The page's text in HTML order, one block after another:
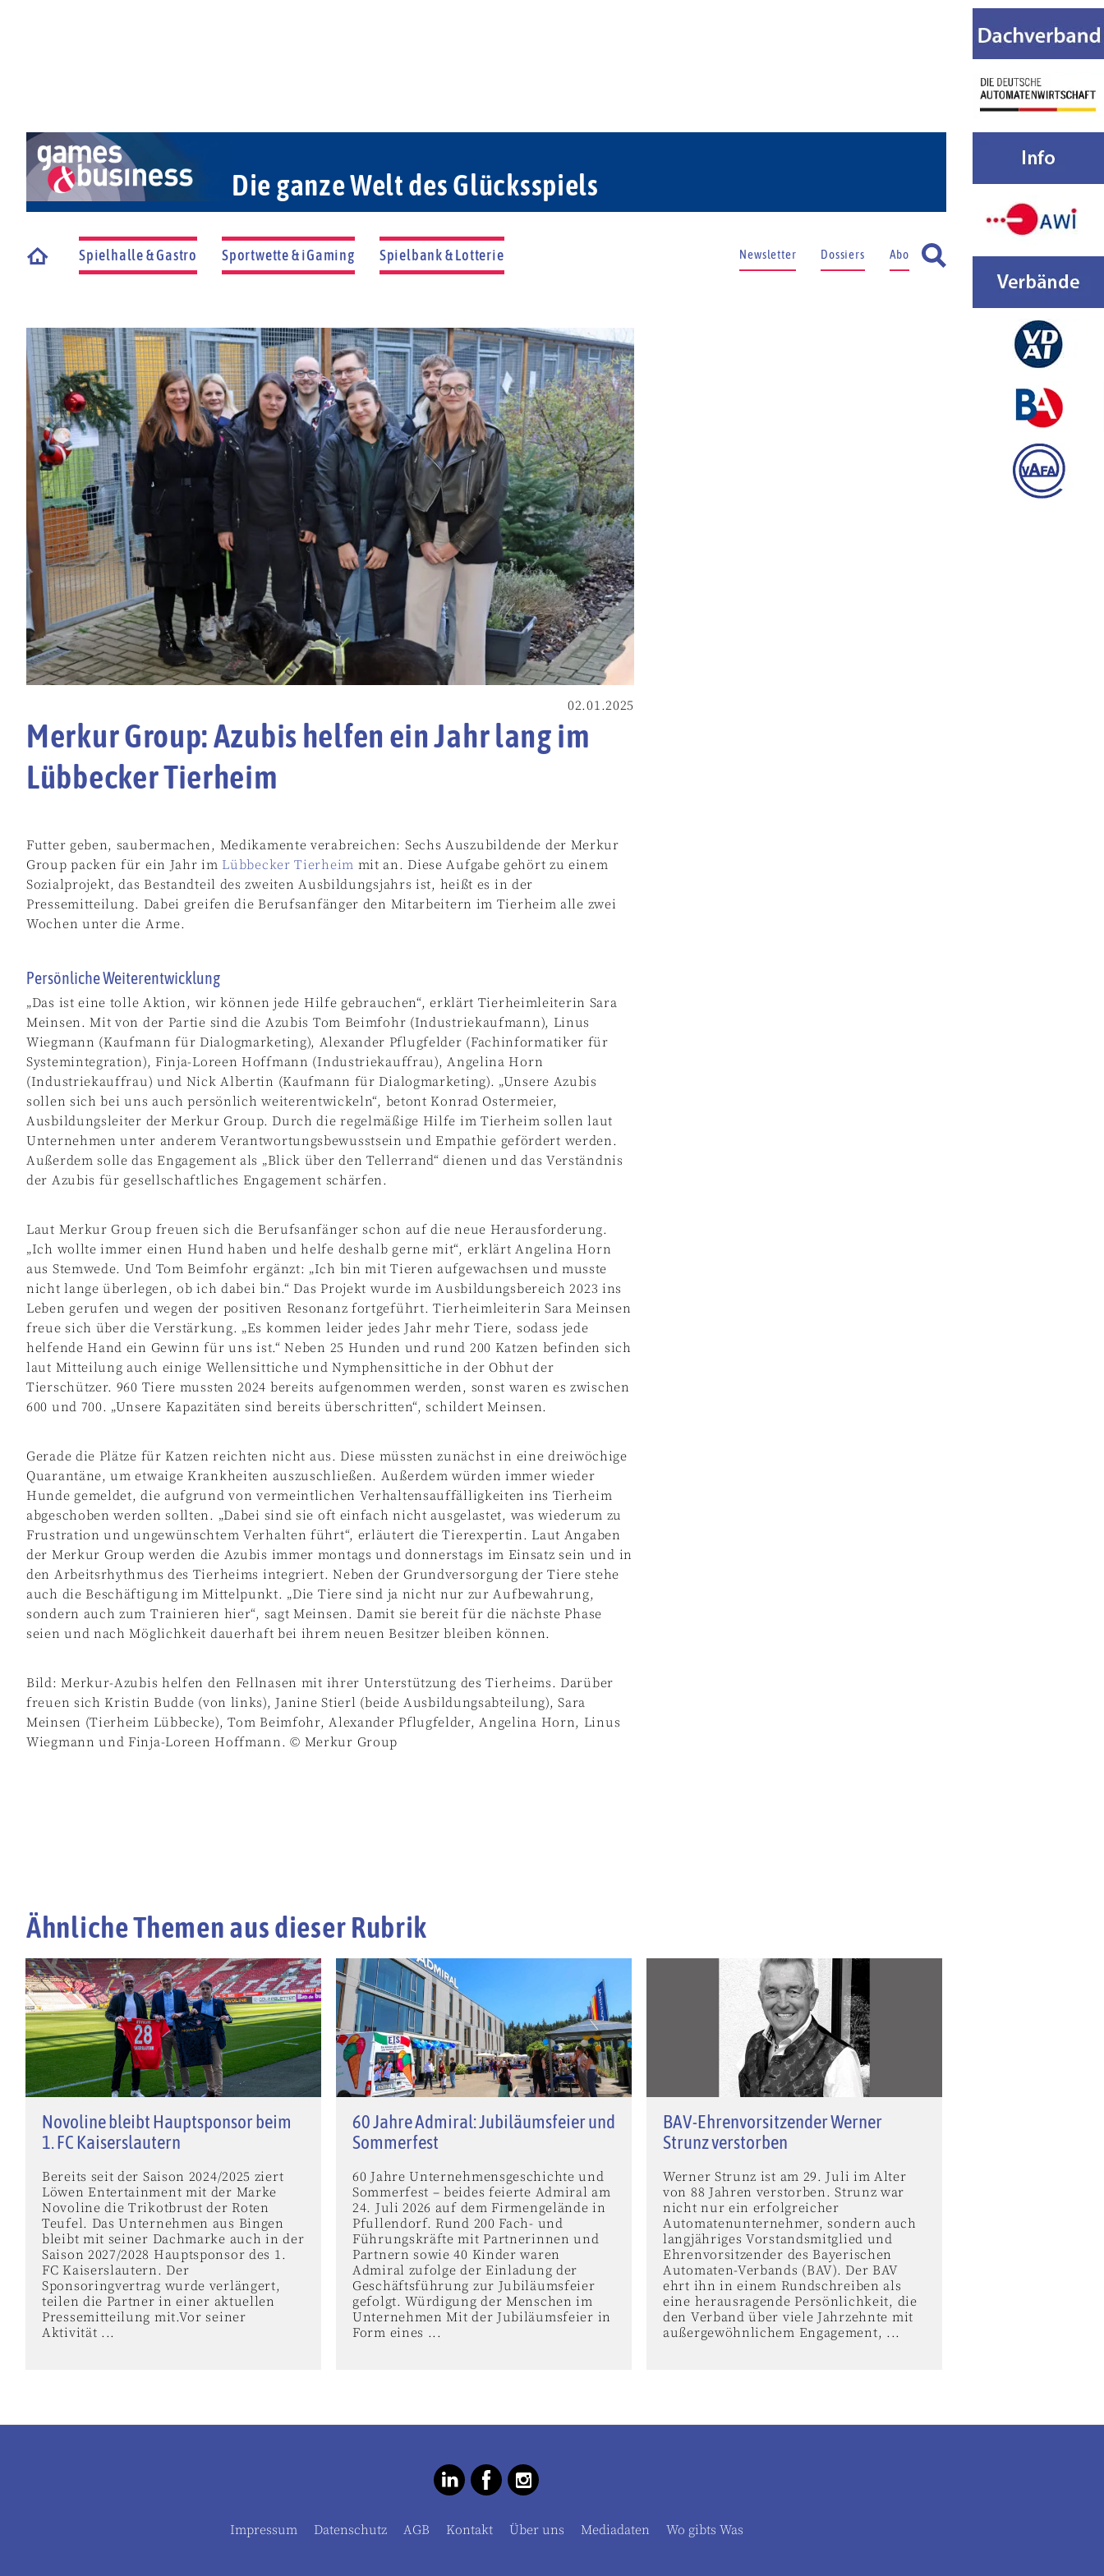
Die ganze Welt des Glücksspiels
Spielhalle & Gastro Sportwette & iGaming Spielbank & Lotterie Newsletter Dossiers Abo
02.01.2025
Merkur Group: Azubis helfen ein Jahr lang im
Lübbecker Tierheim
Futter geben, saubermachen, Medikamente verabreichen: Sechs Auszubildende der Merkur
Group packen für ein Jahr im Lübbecker Tierheim mit an. Diese Aufgabe gehört zu einem
Sozialprojekt, das Bestandteil des zweiten Ausbildungsjahrs ist, heißt es in der
Pressemitteilung. Dabei greifen die Berufsanfänger den Mitarbeitern im Tierheim alle zwei
Wochen unter die Arme.
Persönliche Weiterentwicklung
„Das ist eine tolle Aktion, wir können jede Hilfe gebrauchen“, erklärt Tierheimleiterin Sara
Meinsen. Mit von der Partie sind die Azubis Tom Beimfohr (Industriekaufmann), Linus
Wiegmann (Kaufmann für Dialogmarketing), Alexander Pflugfelder (Fachinformatiker für
Systemintegration), Finja-Loreen Hoffmann (Industriekauffrau), Angelina Horn
(Industriekauffrau) und Nick Albertin (Kaufmann für Dialogmarketing). „Unsere Azubis
sollen sich bei uns auch persönlich weiterentwickeln“, betont Konrad Ostermeier,
Ausbildungsleiter der Merkur Group. Durch die regelmäßige Hilfe im Tierheim sollen laut
Unternehmen unter anderem Verantwortungsbewusstsein und Empathie gefördert werden.
Außerdem solle das Engagement als „Blick über den Tellerrand“ dienen und das Verständnis
der Azubis für gesellschaftliches Engagement schärfen.
Laut Merkur Group freuen sich die Berufsanfänger schon auf die neue Herausforderung.
„Ich wollte immer einen Hund haben und helfe deshalb gerne mit“, erklärt Angelina Horn
aus Stemwede. Und Tom Beimfohr ergänzt: „Ich bin mit Tieren aufgewachsen und musste
nicht lange überlegen, ob ich dabei bin.“ Das Projekt wurde im Ausbildungsbereich 2023 ins
Leben gerufen und wegen der positiven Resonanz fortgeführt. Tierheimleiterin Sara Meinsen
freue sich über die Verstärkung. „Es kommen leider jedes Jahr mehr Tiere, sodass jede
helfende Hand ein Gewinn für uns ist.“ Neben 25 Hunden und rund 200 Katzen befinden sich
laut Mitteilung auch einige Wellensittiche und Nymphensittiche in der Obhut der
Tierschützer. 960 Tiere mussten 2024 bereits aufgenommen werden, sonst waren es zwischen
600 und 700. „Unsere Kapazitäten sind bereits überschritten“, schildert Meinsen.
Gerade die Plätze für Katzen reichten nicht aus. Diese müssten zunächst in eine dreiwöchige
Quarantäne, um etwaige Krankheiten auszuschließen. Außerdem würden immer wieder
Hunde gemeldet, die aufgrund von vermeintlichen Verhaltensauffälligkeiten ins Tierheim
abgeschoben werden sollten. „Dabei sind sie oft einfach nicht ausgelastet, was wiederum zu
Frustration und ungewünschtem Verhalten führt“, erläutert die Tierexpertin. Laut Angaben
der Merkur Group werden die Azubis immer montags und donnerstags im Einsatz sein und in
den Arbeitsrhythmus des Tierheims integriert. Neben der Grundversorgung der Tiere stehe
auch die Beschäftigung im Mittelpunkt. „Die Tiere sind ja nicht nur zur Aufbewahrung,
sondern auch zum Trainieren hier“, sagt Meinsen. Damit sie bereit für die nächste Phase
seien und nach Möglichkeit dauerhaft bei ihrem neuen Besitzer bleiben können.
Bild: Merkur-Azubis helfen den Fellnasen mit ihrer Unterstützung des Tierheims. Darüber
freuen sich Kristin Budde (von links), Janine Stierl (beide Ausbildungsabteilung), Sara
Meinsen (Tierheim Lübbecke), Tom Beimfohr, Alexander Pflugfelder, Angelina Horn, Linus
Wiegmann und Finja-Loreen Hoffmann. © Merkur Group
Ähnliche Themen aus dieser Rubrik
Novoline bleibt Hauptsponsor beim
1. FC Kaiserslautern
Bereits seit der Saison 2024/2025 ziert
Löwen Entertainment mit der Marke
Novoline die Trikotbrust der Roten
Teufel. Das Unternehmen aus Bingen
bleibt mit seiner Dachmarke auch in der
Saison 2027/2028 Hauptsponsor des 1.
FC Kaiserslautern. Der
Sponsoringvertrag wurde verlängert,
teilen die Partner in einer aktuellen
Pressemitteilung mit.Vor seiner
Aktivität ...
60 Jahre Admiral: Jubiläumsfeier und
Sommerfest
60 Jahre Unternehmensgeschichte und
Sommerfest – beides feierte Admiral am
24. Juli 2026 auf dem Firmengelände in
Pfullendorf. Rund 200 Fach- und
Führungskräfte mit Partnerinnen und
Partnern sowie 40 Kinder waren
Admiral zufolge der Einladung der
Geschäftsführung zur Jubiläumsfeier
gefolgt. Würdigung der Menschen im
Unternehmen Mit der Jubiläumsfeier in
Form eines ...
BAV-Ehrenvorsitzender Werner
Strunz verstorben
Werner Strunz ist am 29. Juli im Alter
von 88 Jahren verstorben. Strunz war
nicht nur ein erfolgreicher
Automatenunternehmer, sondern auch
langjähriges Vorstandsmitglied und
Ehrenvorsitzender des Bayerischen
Automaten-Verbands (BAV). Der BAV
ehrt ihn in einem Rundschreiben als
eine herausragende Persönlichkeit, die
den Verband über viele Jahrzehnte mit
außergewöhnlichem Engagement, ...
Impressum Datenschutz AGB Kontakt Über uns Mediadaten Wo gibts Was